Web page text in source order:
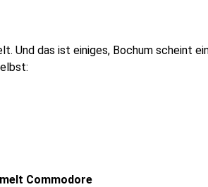
Und das ist einiges, Bochum scheint
Commodore